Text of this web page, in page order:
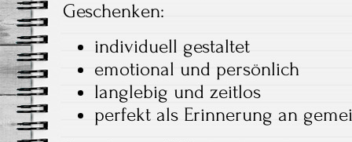
Geschenken:
individuell gestaltet
emotional und persönlich
langlebig und zeitlos
perfekt als Erinnerung an